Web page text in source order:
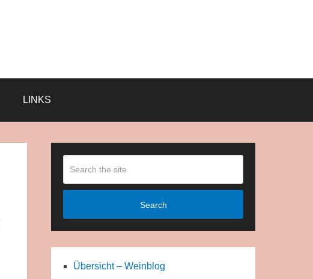
LINKS
Search
Übersicht – Weinblog